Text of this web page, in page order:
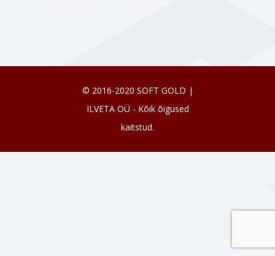
© 2016-2020 SOFT GOLD |
ILVETA OÜ - Kõik õigused
kaitstud.